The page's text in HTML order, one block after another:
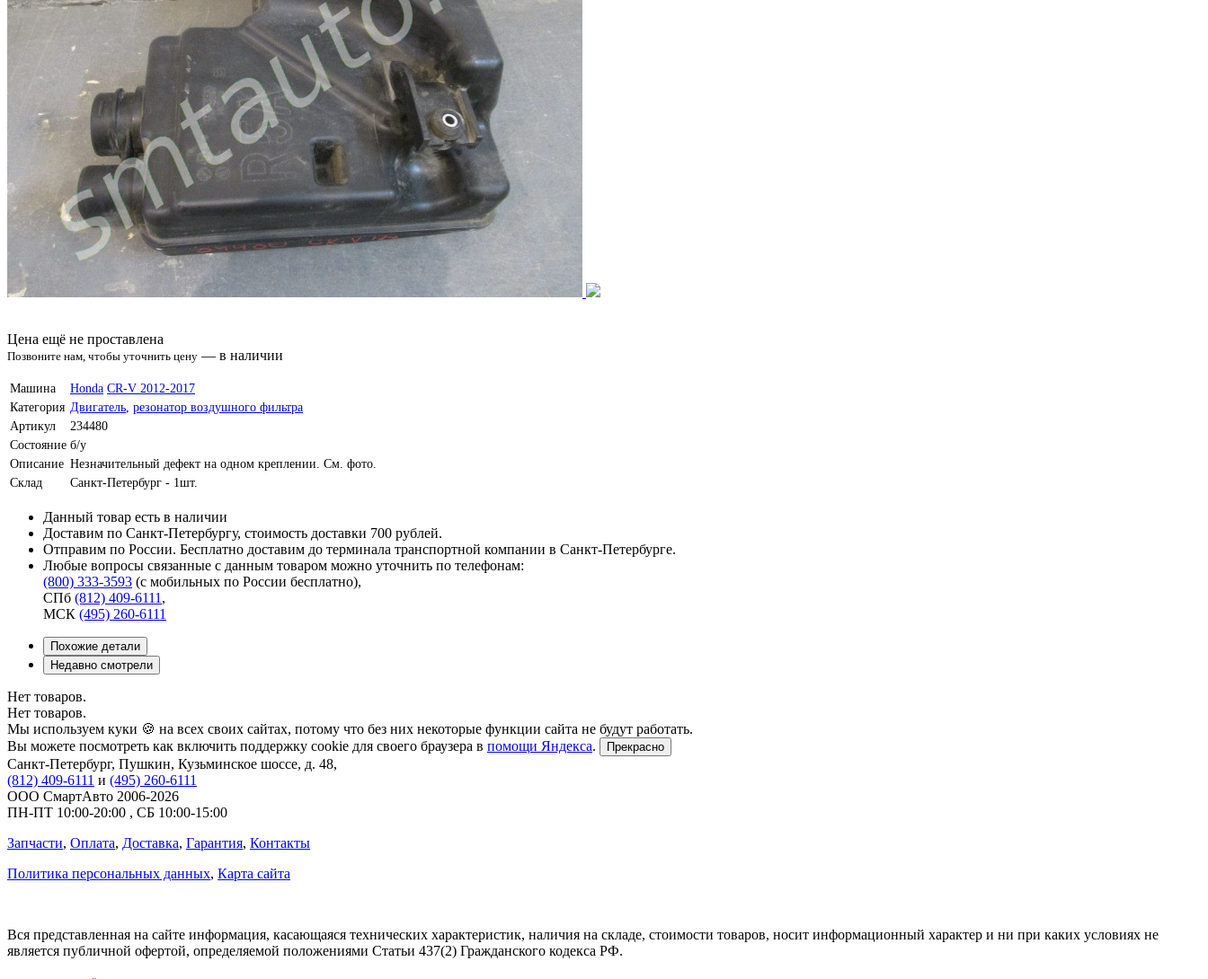
Цена ещё не проставлена
Позвоните нам, чтобы уточнить цену — в наличии
Машина Honda CR-V 2012-2017
Категория Двигатель резонатор воздушного фильтра
Артикул
234480
Состояние б/у
Описание Незначительный дефект на одном креплении. См. фото.
Склад
Санкт-Петербург - 1шт.
Данный товар есть в наличии
Доставим по Санкт-Петербургу, стоимость доставки 700 рублей.
Отправим по России. Бесплатно доставим до терминала транспортной компании в Санкт-Петербурге.
Любые вопросы связанные с данным товаром можно уточнить по телефонам:
(800) 333-3593 (с мобильных по России бесплатно),
СПб (812) 409-6111 ,
МСК (495) 260-6111
Похожие детали
Недавно смотрели
Нет товаров.
Нет товаров.
Мы используем куки 🍪 на всех своих сайтах, потому что без них некоторые функции сайта не будут работать.
Вы можете посмотреть как включить поддержку cookie для своего браузера в помощи Яндекса. Прекрасно
Санкт-Петербург, Пушкин, Кузьминское шоссе, д. 48,
(812) 409-6111 и (495) 260-6111
ООО СмартАвто 2006-2026
ПН-ПТ 10:00-20:00 , СБ 10:00-15:00
Запчасти, Оплата, Доставка, Гарантия, Контакты
Политика персональных данных, Карта сайта
Вся представленная на сайте информация, касающаяся технических характеристик, наличия на складе, стоимости товаров, носит информационный характер и ни при каких условиях не
является публичной офертой, определяемой положениями Статьи 437(2) Гражданского кодекса РФ.